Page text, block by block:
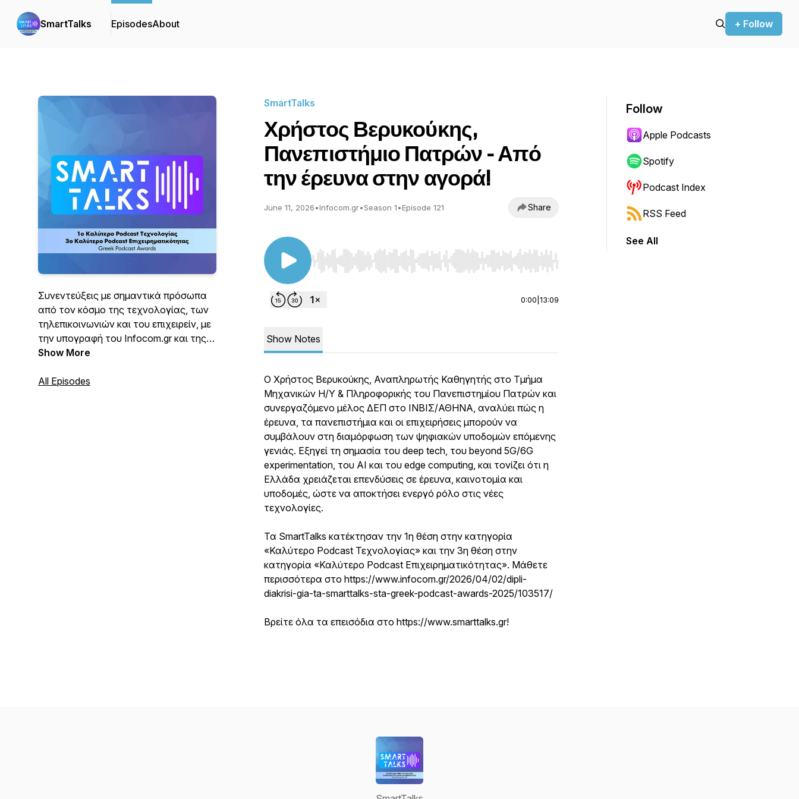
SmartTalks EpisodesAbout + Follow
Συνεντεύξεις με σημαντικά πρόσωπα
από τον κόσμο της τεχνολογίας, των
τηλεπικοινωνιών και του επιχειρείν, με
την υπογραφή του Infocom.gr και της
Smartpress! Παρουσιάζει ο
Show More
All Episodes
SmartTalks
Χρήστος Βερυκούκης,
Πανεπιστήμιο Πατρών - Από
την έρευνα στην αγορά!
June 11, 2026•Infocom.gr•Season 1•Episode 121 Share
Use Left/Right to seek, Home/End to jump to start or end. Hold shift to jump forward or backward.
0:00 13:09
Show Notes
Ο Χρήστος Βερυκούκης, Αναπληρωτής Καθηγητής στο Τμήμα
Μηχανικών Η/Υ & Πληροφορικής του Πανεπιστημίου Πατρών και
συνεργαζόμενο μέλος ΔΕΠ στο ΙΝΒΙΣ/ΑΘΗΝΑ, αναλύει πώς η
έρευνα, τα πανεπιστήμια και οι επιχειρήσεις μπορούν να
συμβάλουν στη διαμόρφωση των ψηφιακών υποδομών επόμενης
γενιάς. Εξηγεί τη σημασία του deep tech, του beyond 5G/6G
experimentation, του AI και του edge computing, και τονίζει ότι η
Ελλάδα χρειάζεται επενδύσεις σε έρευνα, καινοτομία και
υποδομές, ώστε να αποκτήσει ενεργό ρόλο στις νέες
τεχνολογίες.
Τα SmartTalks κατέκτησαν την 1η θέση στην κατηγορία
«Καλύτερο Podcast Τεχνολογίας» και την 3η θέση στην
κατηγορία «Καλύτερο Podcast Επιχειρηματικότητας». Μάθετε
περισσότερα στο https://www.infocom.gr/2026/04/02/dipli-
diakrisi-gia-ta-smarttalks-sta-greek-podcast-awards-2025/103517/
Βρείτε όλα τα επεισόδια στο https://www.smarttalks.gr!
Follow
Apple Podcasts
Spotify
Podcast Index
RSS Feed
See All